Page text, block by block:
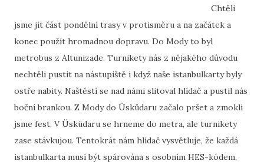
Chtěli
jsme jít část pondělní trasy v protisměru a na začátek a
konec použít hromadnou dopravu. Do Mody to byl
metrobus z Altunizade. Turnikety nás z nějakého důvodu
nechtěli pustit na nástupiště i když naše istanbulkarty byly
ostře nabity. Naštěstí se nad námi slitoval hlídač a pustil nás
boční brankou. Z Mody do Üsküdaru začalo pršet a zmokli
jsme fest. V Üsküdaru se hrneme do metra, ale turnikety
zase stávkujou. Tentokrát nám hlídač vysvětluje, že každá
istanbulkarta musí být spárována s osobním HES-kódem,